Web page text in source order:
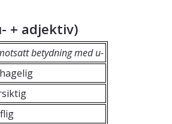
+ adjektiv)
betydning med u-